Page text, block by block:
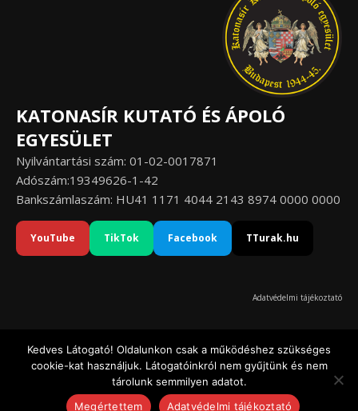
KATONASÍR KUTATÓ ÉS ÁPOLÓ
EGYESÜLET
Nyilvántartási szám: 01-02-0017871
Adószám:19349626-1-42
Bankszámlaszám: HU41 1171 4044 2143 8974 0000 0000
YouTube TikTok Facebook TTurak.hu
Adatvédelmi tájékoztató
© Katonasír Kutató és Ápoló Egyesület 2020-2026
Ashe a sablont készítette: WP Royal
Kedves Látogató! Oldalunkon csak a működéshez szükséges
cookie-kat használjuk. Látogatóinkról nem gyűjtünk és nem
tárolunk semmilyen adatot.
Megértettem
Adatvédelmi tájékoztató